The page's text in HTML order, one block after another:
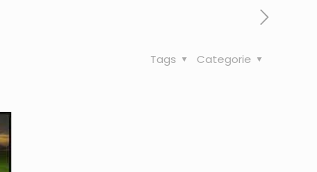
Categorie
Tags